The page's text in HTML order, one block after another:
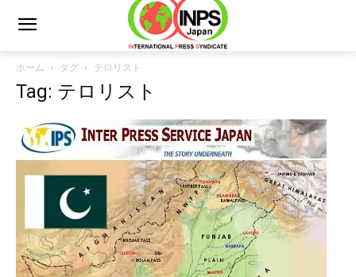
ホーム タグ テロリスト
Tag: テロリスト